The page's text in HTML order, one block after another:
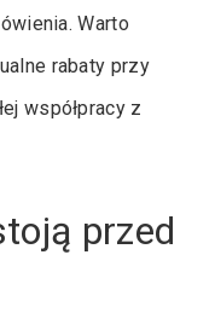
Warto
rabaty przy
współpracy z
przed